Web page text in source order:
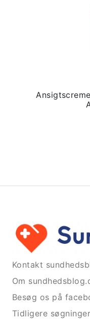
Kontakt
Om
Besøg os på
Tidligere søgninger